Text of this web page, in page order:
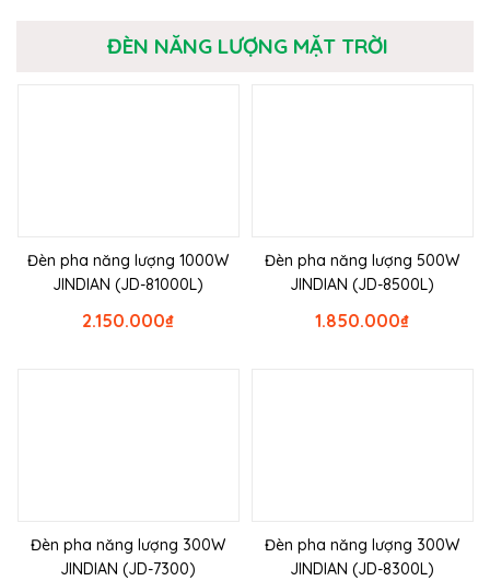
ĐÈN NĂNG LƯỢNG MẶT TRỜI
Đèn pha năng lượng 1000W
JINDIAN (JD-81000L)
₫
2.150.000
Đèn pha năng lượng 500W
JINDIAN (JD-8500L)
₫
1.850.000
Đèn pha năng lượng 300W
JINDIAN (JD-7300)
Đèn pha năng lượng 300W
JINDIAN (JD-8300L)